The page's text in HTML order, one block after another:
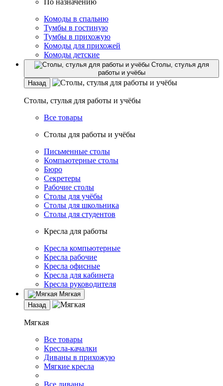
По назначению
Комоды в спальню
Тумбы в гостиную
Тумбы в прихожую
Комоды для прихожей
Комоды детские
Столы, стулья для
работы и учёбы
Назад
Столы, стулья для работы и учёбы
Все товары
Столы для работы и учёбы
Письменные столы
Компьютерные столы
Бюро
Секретеры
Рабочие столы
Столы для учёбы
Столы для школьника
Столы для студентов
Кресла для работы
Кресла компьютерные
Кресла рабочие
Кресла офисные
Кресла для кабинета
Кресла руководителя
Мягкая
Назад
Мягкая
Все товары
Кресла-качалки
Диваны в прихожую
Мягкие кресла
Все диваны